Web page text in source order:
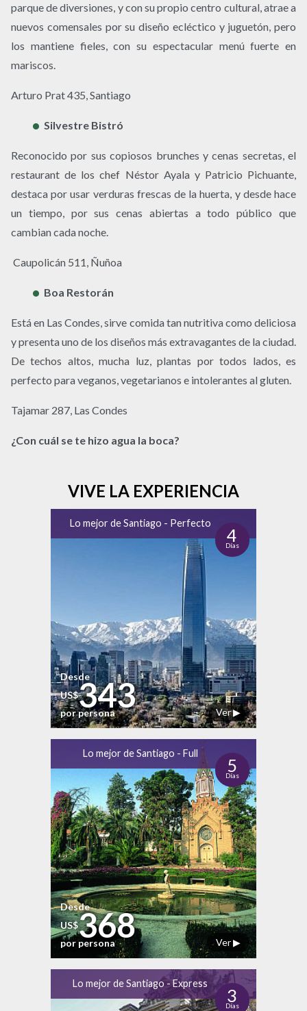
parque de diversiones, y con su propio centro cultural, atrae a
nuevos comensales por su diseño ecléctico y juguetón, pero
los mantiene fieles, con su espectacular menú fuerte en
mariscos.
Arturo Prat 435, Santiago
Silvestre Bistró
Reconocido por sus copiosos brunches y cenas secretas, el
restaurant de los chef Néstor Ayala y Patricio Pichuante,
destaca por usar verduras frescas de la huerta, y desde hace
un tiempo, por sus cenas abiertas a todo público que
cambian cada noche.
Caupolicán 511, Ñuñoa
Boa Restorán
Está en Las Condes, sirve comida tan nutritiva como deliciosa
y presenta uno de los diseños más extravagantes de la ciudad.
De techos altos, mucha luz, plantas por todos lados, es
perfecto para veganos, vegetarianos e intolerantes al gluten.
Tajamar 287, Las Condes
¿Con cuál se te hizo agua la boca?
VIVE LA EXPERIENCIA
Lo mejor de Santiago - Perfecto
4
Días
Ver ▶
Desde
US$343
por persona
Lo mejor de Santiago - Full
5
Días
Ver ▶
Desde
US$368
por persona
Lo mejor de Santiago - Express
3
Días